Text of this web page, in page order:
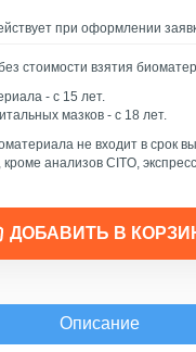
при оформлении
стоимости взятия
- c 15 лет.
мазков - с 18 лет.
не входит в срок
анализов CITO,
ДОБАВИТЬ В
Описание